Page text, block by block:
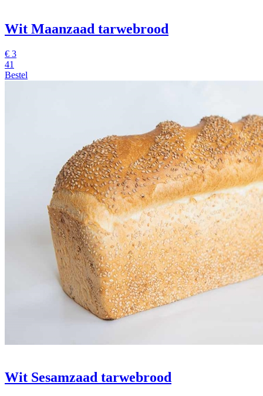
Wit Maanzaad tarwebrood
€ 3
41
Bestel
Wit Sesamzaad tarwebrood